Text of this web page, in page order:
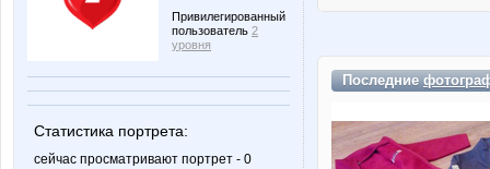
Привилегированный
пользователь 2
уровня
Статистика портрета:
сейчас просматривают портрет - 0
Последние